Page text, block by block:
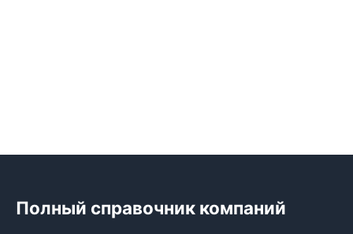
Полный справочник компаний